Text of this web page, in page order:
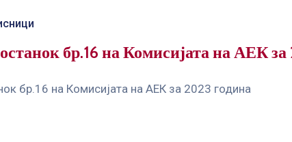
бр.16 на Комисијата на АЕК за
бр.16 на Комисијата на АЕК за 2023 година